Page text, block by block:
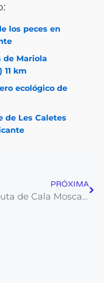
los peces en
de Mariola
11 km
ecológico de
de Les Caletes
PRÓXIMA
Ruta de Cala Mosca y Cabo Peñas (Orihuela costa)